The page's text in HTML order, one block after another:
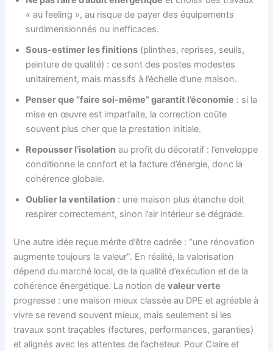
« au feeling », au risque de payer des équipements
surdimensionnés ou inefficaces.
Sous-estimer les finitions (plinthes, reprises, seuils,
peinture de qualité) : ce sont des postes modestes
unitairement, mais massifs à l’échelle d’une maison.
Penser que “faire soi-même” garantit l’économie : si la
mise en œuvre est imparfaite, la correction coûte
souvent plus cher que la prestation initiale.
Repousser l’isolation au profit du décoratif : l’enveloppe
conditionne le confort et la facture d’énergie, donc la
cohérence globale.
Oublier la ventilation : une maison plus étanche doit
respirer correctement, sinon l’air intérieur se dégrade.
Une autre idée reçue mérite d’être cadrée : “une rénovation
augmente toujours la valeur”. En réalité, la valorisation
dépend du marché local, de la qualité d’exécution et de la
cohérence énergétique. La notion devaleur verte
progresse : une maison mieux classée au DPE et agréable à
vivre se revend souvent mieux, mais seulement si les
travaux sont traçables (factures, performances, garanties)
et alignés avec les attentes de l’acheteur. Pour Claire et